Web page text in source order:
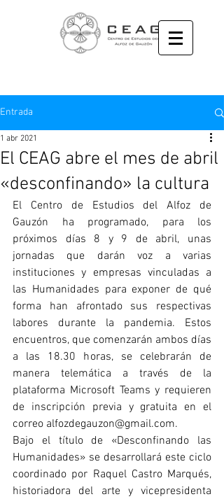
Entrada
El CEAG abre el mes de abril
«desconfinando» la cultura
1 abr 2021
El Centro de Estudios del Alfoz de
Gauzón ha programado, para los
próximos días 8 y 9 de abril, unas
jornadas que darán voz a varias
instituciones y empresas vinculadas a
las Humanidades para exponer de qué
forma han afrontado sus respectivas
labores durante la pandemia. Estos
encuentros, que comenzarán ambos días
a las 18.30 horas, se celebrarán de
manera telemática a través de la
plataforma Microsoft Teams y requieren
de inscripción previa y gratuita en el
correo alfozdegauzon@gmail.com.
Bajo el título de «Desconfinando las
Humanidades» se desarrollará este ciclo
coordinado por Raquel Castro Marqués,
historiadora del arte y vicepresidenta